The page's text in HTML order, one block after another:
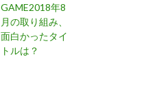
GAME2018年8
月の取り組み、
面白かったタイ
トルは？